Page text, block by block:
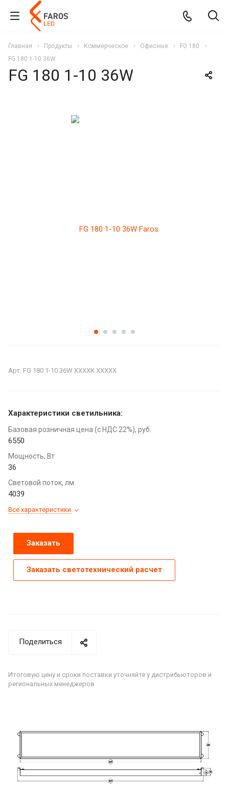
Главная Продукты Коммерческое Офисные
FG 180
FG 180 1-10 36W
FG 180 1-10 36W
Арт. FG 180 1-10 36W XXXXK XXXXX
Характеристики светильника:
Базовая розничная цена (с НДС 22%), руб.
6550
Мощность, Вт
36
Световой поток, лм
4039
Все характеристики
Заказать
Заказать светотехнический расчет
Поделиться
Итоговую цену и сроки поставки уточняйте у дистрибьюторов и
региональных менеджеров